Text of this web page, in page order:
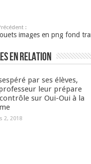
:
images en png fond
en relation
par ses élèves,
leur prépare
sur Oui-Oui à la
2, 2018